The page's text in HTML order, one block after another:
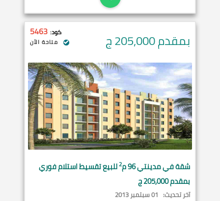
بمقدم 205,000 ج كود: 5463
متاحة الآن
شقة فيمدينتي96 م 2للبيع تقسيط استلام فوري
بمقدم 205,000 ج
آخر تحديث: 01 سبتمبر 2013